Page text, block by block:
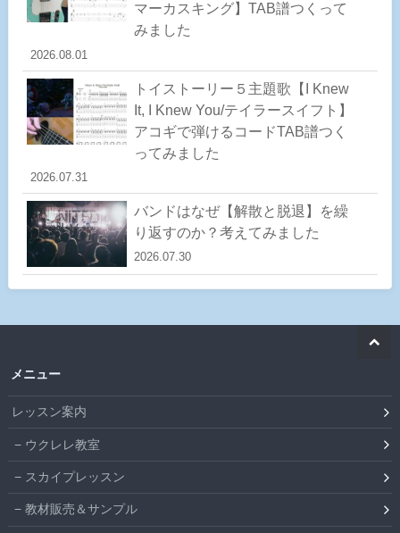
マーカスキング】TAB譜つくって
みました
2026.08.01
トイストーリー５主題歌【I Knew
It, I Knew You/テイラースイフト】
アコギで弾けるコードTAB譜つく
ってみました
2026.07.31
バンドはなぜ【解散と脱退】を繰
り返すのか？考えてみました
2026.07.30
メニュー
レッスン案内
ウクレレ教室
スカイプレッスン
教材販売＆サンプル